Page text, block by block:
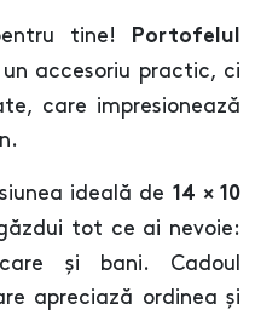
tine!
Portofelul
accesoriu practic, ci
care impresionează
ideală de 14 × 10
tot ce ai nevoie:
și bani. Cadoul
apreciază ordinea și